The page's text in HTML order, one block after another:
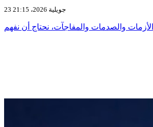
23 جويلية 2026، 21:15